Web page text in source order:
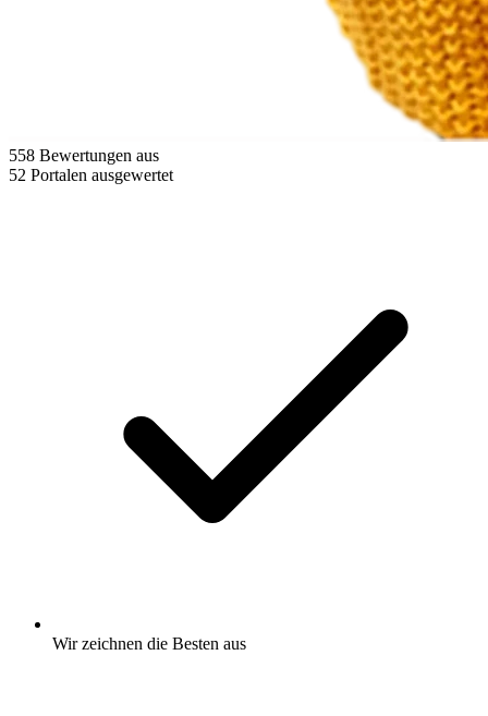
558 Bewertungen aus
52 Portalen ausgewertet
Wir zeichnen die Besten aus